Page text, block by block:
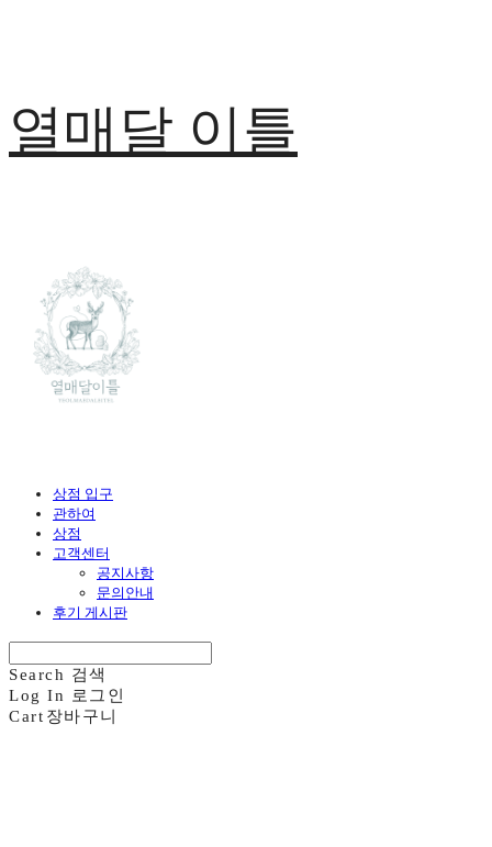
열매달 이틀
상점 입구
관하여
상점
고객센터
공지사항
문의안내
후기 게시판
Search 검색
Log In
로그인
Cart 장바구니